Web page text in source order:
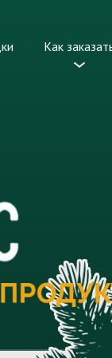
Как